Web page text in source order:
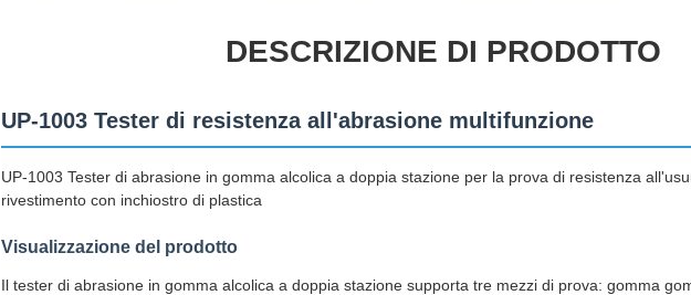
DESCRIZIONE DI PRODOTTO
UP-1003 Tester di resistenza all'abrasione multifunzione
UP-1003 Tester di abrasione in gomma alcolica a doppia stazione per la prova di resistenza
rivestimento con inchiostro di plastica
Visualizzazione del prodotto
Il tester di abrasione in gomma alcolica a doppia stazione supporta tre mezzi di prova: gomma